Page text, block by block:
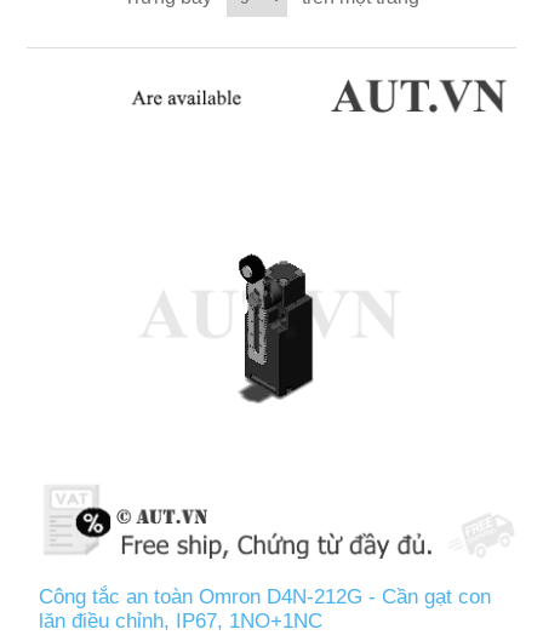
Công tắc an toàn Omron D4N-212G - Cần gạt con
lăn điều chỉnh, IP67, 1NO+1NC